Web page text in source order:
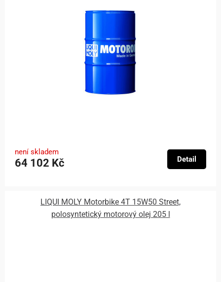
není skladem
64 102 Kč Detail
LIQUI MOLY Motorbike 4T 15W50 Street,
polosyntetický motorový olej 205 l